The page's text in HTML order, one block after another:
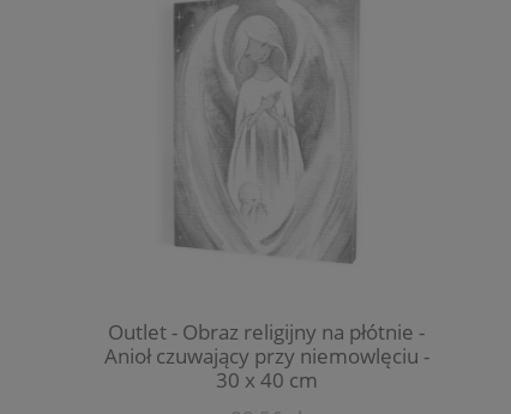
na płótnie -
przy niemowlęciu -
OUTLET - Książka - Kobieta w pełni
szczęśliwa - s. Anna Maria Pudełko